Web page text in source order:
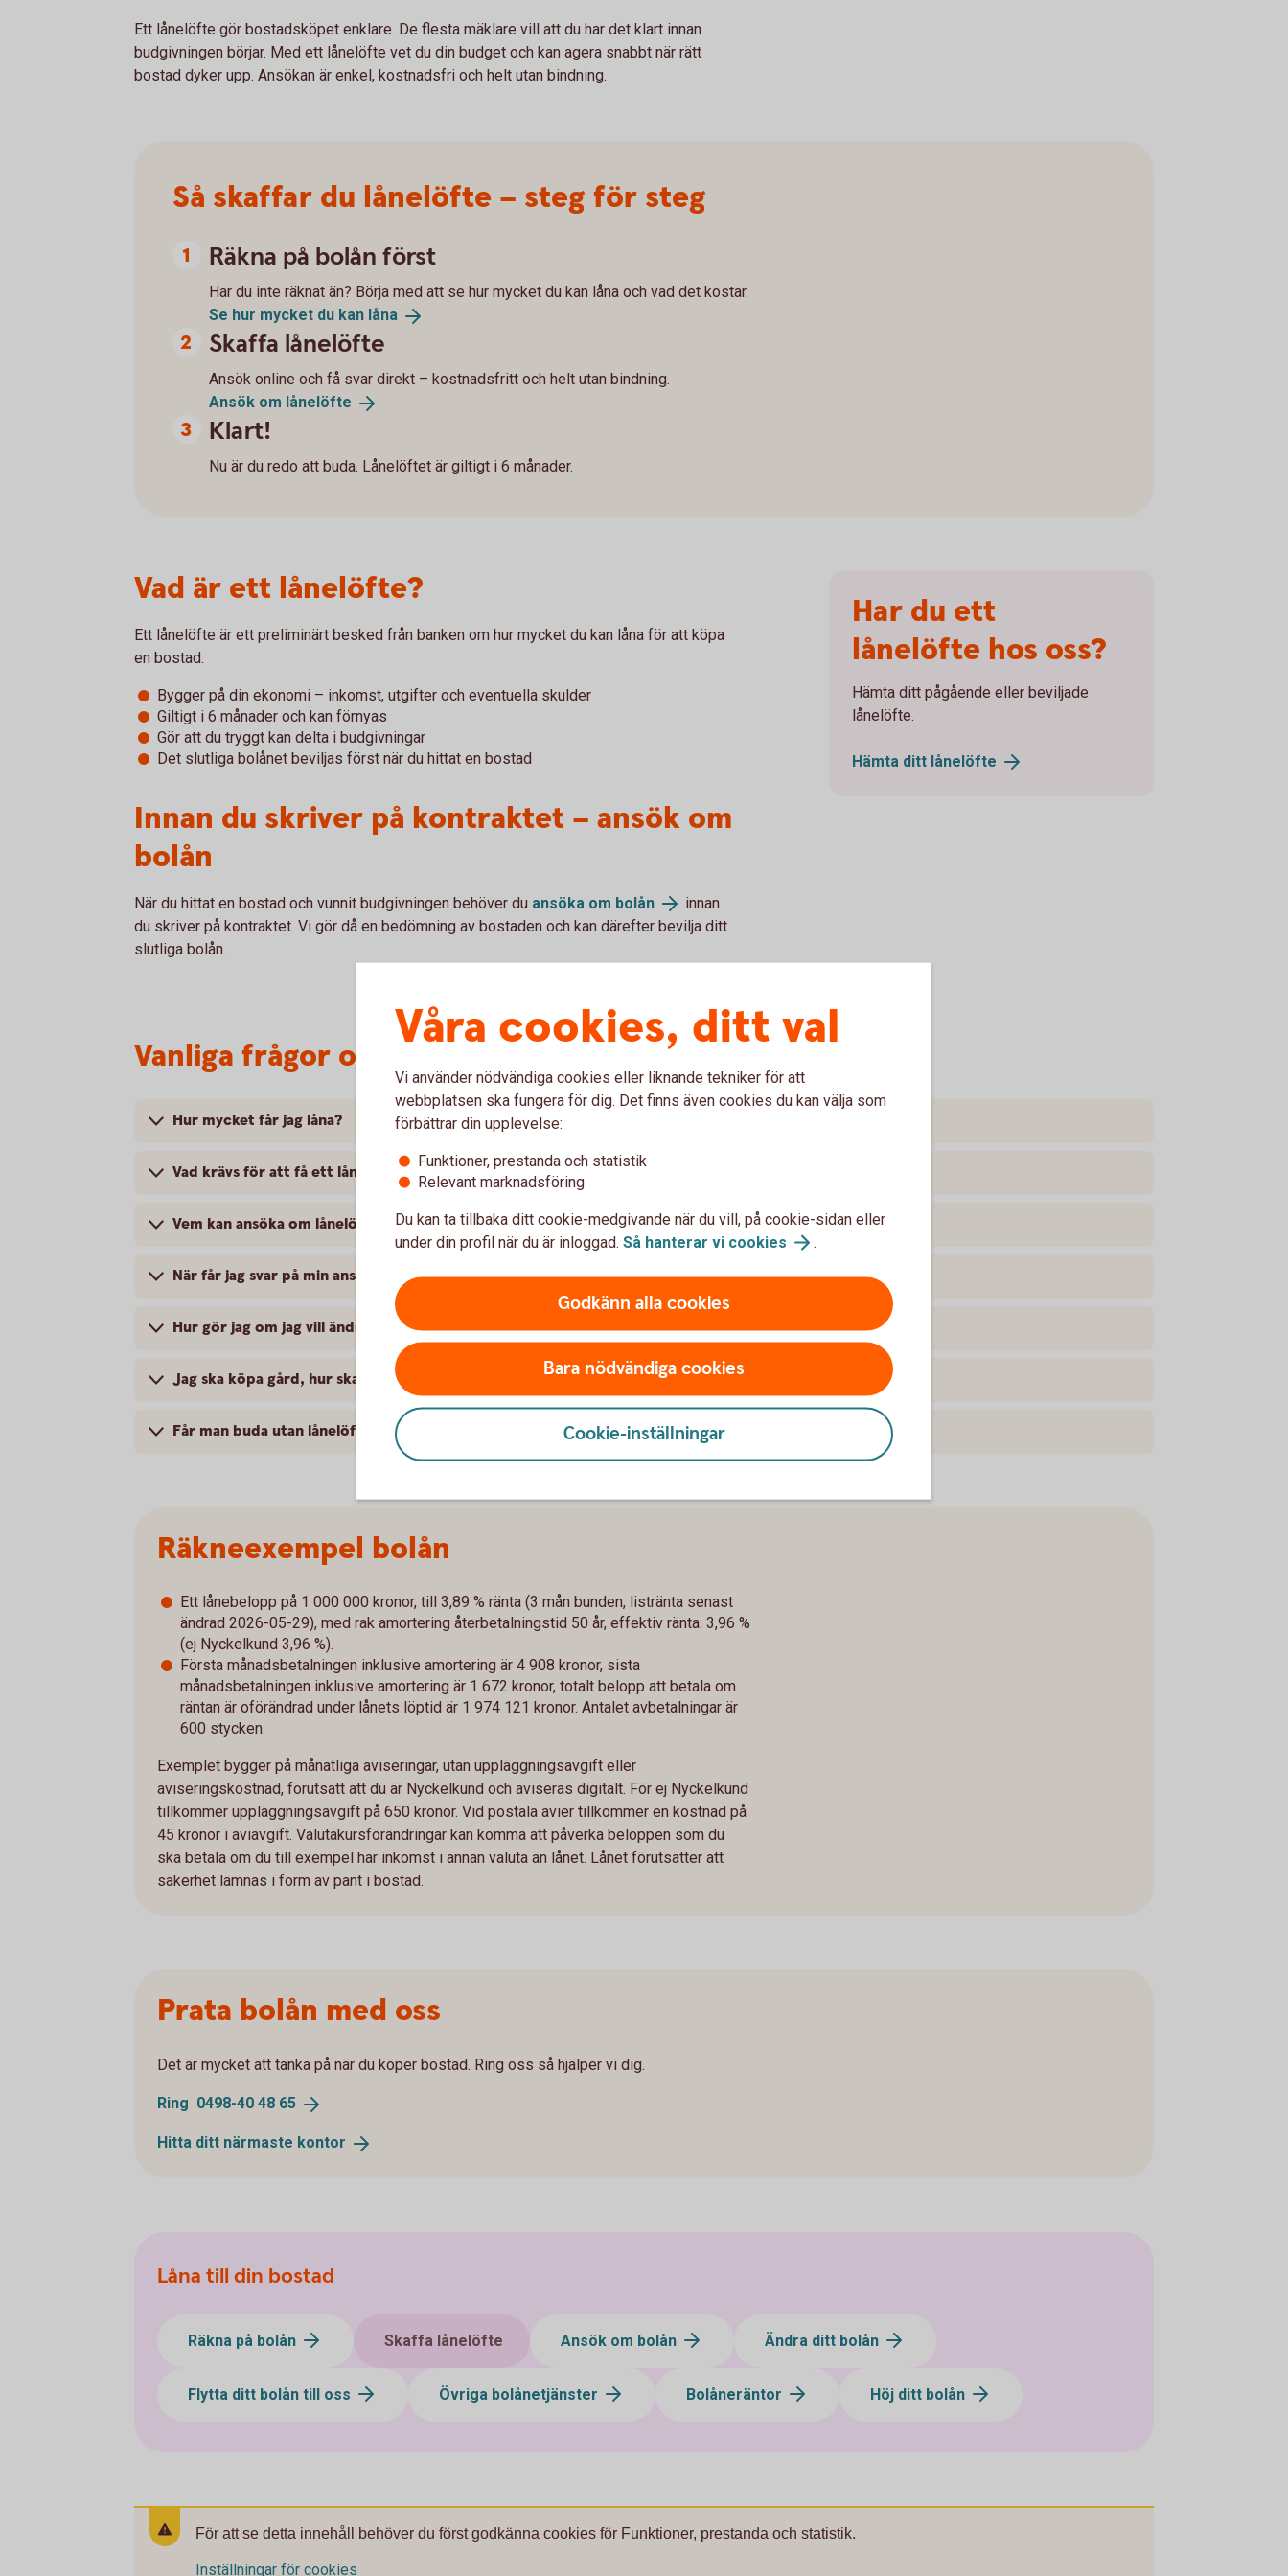
Ett lånelöfte gör bostadsköpet enklare. De flesta mäklare vill att du har det klart innan
budgivningen börjar. Med ett lånelöfte vet du din budget och kan agera snabbt när rätt
bostad dyker upp. Ansökan är enkel, kostnadsfri och helt utan bindning.
Så skaffar du lånelöfte – steg för steg
Räkna på bolån först
Har du inte räknat än? Börja med att se hur mycket du kan låna och vad det kostar.
Se hur mycket du kan låna
Skaffa lånelöfte
Ansök online och få svar direkt – kostnadsfritt och helt utan bindning.
Ansök om lånelöfte
Klart!
Nu är du redo att buda. Lånelöftet är giltigt i 6 månader.
Vad är ett lånelöfte?
Ett lånelöfte är ett preliminärt besked från banken om hur mycket du kan låna för att köpa
en bostad.
Bygger på din ekonomi – inkomst, utgifter och eventuella skulder
Giltigt i 6 månader och kan förnyas
Gör att du tryggt kan delta i budgivningar
Det slutliga bolånet beviljas först när du hittat en bostad
Innan du skriver på kontraktet – ansök om
bolån
När du hittat en bostad och vunnit budgivningen behöver du ansöka om bolån
innan
du skriver på kontraktet. Vi gör då en bedömning av bostaden och kan därefter bevilja ditt
slutliga bolån.
Har du ett
lånelöfte hos oss?
Hämta ditt pågående eller beviljade
lånelöfte.
Hämta ditt lånelöfte
Vanliga frågor om lånelöfte
Hur mycket får jag låna?
Vad krävs för att få ett lånelöfte?
Vem kan ansöka om lånelöfte?
När får jag svar på min ansökan om lånelöfte?
Hur gör jag om jag vill ändra mitt lånelöfte?
Jag ska köpa gård, hur skaffar jag om lånelöfte?
Får man buda utan lånelöfte?
Räkneexempel bolån
Ett lånebelopp på 1 000 000 kronor, till 3,89 % ränta (3 mån bunden, listränta senast
ändrad 2026-05-29), med rak amortering återbetalningstid 50 år, effektiv ränta: 3,96 %
(ej Nyckelkund 3,96 %).
Första månadsbetalningen inklusive amortering är 4 908 kronor, sista
månadsbetalningen inklusive amortering är 1 672 kronor, totalt belopp att betala om
räntan är oförändrad under lånets löptid är 1 974 121 kronor. Antalet avbetalningar är
600 stycken.
Exemplet bygger på månatliga aviseringar, utan uppläggningsavgift eller
aviseringskostnad, förutsatt att du är Nyckelkund och aviseras digitalt. För ej Nyckelkund
tillkommer uppläggningsavgift på 650 kronor. Vid postala avier tillkommer en kostnad på
45 kronor i aviavgift. Valutakursförändringar kan komma att påverka beloppen som du
ska betala om du till exempel har inkomst i annan valuta än lånet. Lånet förutsätter att
säkerhet lämnas i form av pant i bostad.
Prata bolån med oss
Det är mycket att tänka på när du köper bostad. Ring oss så hjälper vi dig.
Ring 0498-40 48 65
Hitta ditt närmaste kontor
Låna till din bostad
Räkna på bolån Skaffa lånelöfte Ansök om bolån Ändra ditt bolån
Flytta ditt bolån till oss Övriga bolånetjänster Bolåneräntor Höj ditt bolån
För att se detta innehåll behöver du först godkänna cookies för Funktioner, prestanda och statistik.
Inställningar för cookies
Våra cookies, ditt val
Vi använder nödvändiga cookies eller liknande tekniker för att
webbplatsen ska fungera för dig. Det finns även cookies du kan välja som
förbättrar din upplevelse:
Funktioner, prestanda och statistik
Relevant marknadsföring
Du kan ta tillbaka ditt cookie-medgivande när du vill, på cookie-sidan eller
under din profil när du är inloggad. Så hanterar vi cookies .
Godkänn alla cookies
Bara nödvändiga cookies
Cookie-inställningar